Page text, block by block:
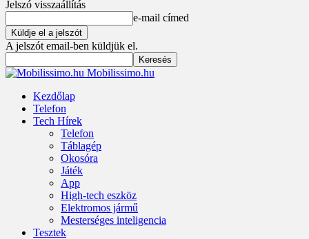
Jelszó visszaállítás
e-mail címed
A jelszót email-ben küldjük el.
Mobilissimo.hu
Kezdőlap
Telefon
Tech Hírek
Telefon
Táblagép
Okosóra
Játék
App
High-tech eszköz
Elektromos jármű
Mesterséges inteligencia
Tesztek